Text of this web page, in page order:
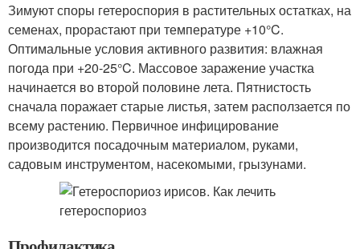
Зимуют споры гетероспория в растительных остатках, на
семенах, прорастают при температуре +10°C.
Оптимальные условия активного развития: влажная
погода при +20-25°C. Массовое заражение участка
начинается во второй половине лета. Пятнистость
сначала поражает старые листья, затем расползается по
всему растению. Первичное инфицирование
производится посадочным материалом, руками,
садовым инструментом, насекомыми, грызунами.